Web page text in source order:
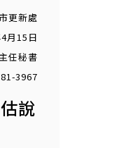
更新處
月15日
任秘書
3967
說